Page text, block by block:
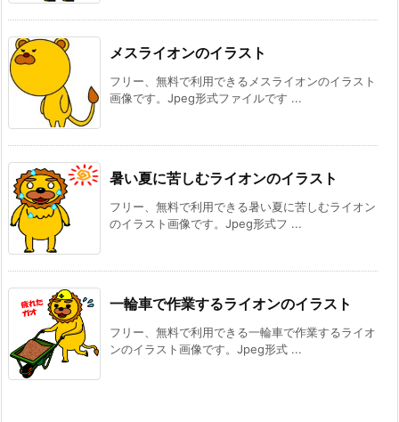
メスライオンのイラスト
フリー、無料で利用できるメスライオンのイラスト
画像です。Jpeg形式ファイルです ...
暑い夏に苦しむライオンのイラスト
フリー、無料で利用できる暑い夏に苦しむライオン
のイラスト画像です。Jpeg形式フ ...
一輪車で作業するライオンのイラスト
フリー、無料で利用できる一輪車で作業するライオ
ンのイラスト画像です。Jpeg形式 ...